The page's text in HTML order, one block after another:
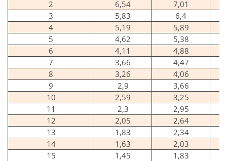
2
6,54
7,01
3
5,83
6,4
4
5,19
5,89
5
4,62
5,38
6
4,11
4,88
7
3,66
4,47
8
3,26
4,06
9
2,9
3,66
10
2,59
3,25
11
2,3
2,95
12
2,05
2,64
13
1,83
2,34
14
1,63
2,03
15
1,45
1,83